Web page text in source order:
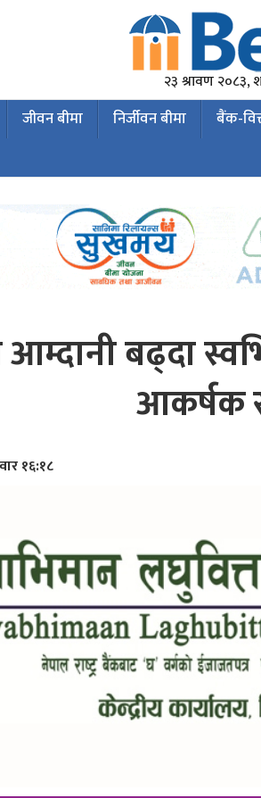
२३ श्रावण २०८३,
जीवन बीमा निर्जीवन बीमा बैंक-
बढ्दा
आकर्षक
१६:१८